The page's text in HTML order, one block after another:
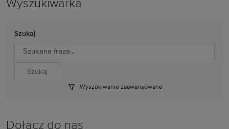
Wyszukiwarka
Szukaj
Wyszukiwanie zaawansowane
Dołącz do nas